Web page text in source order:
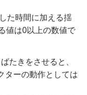
た時間に加える揺
値は0以上の数値で
たきをさせると、
ターの動作としては